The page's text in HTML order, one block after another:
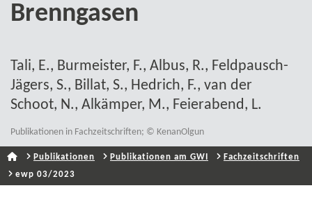
Brenngasen
Tali, E., Burmeister, F., Albus, R., Feldpausch-​
Jägers, S., Billat, S., Hedrich, F., van der
Schoot, N., Alkämper, M., Feierabend, L.
Publikationen in Fachzeitschriften; © KenanOlgun
Publikationen Publikationen am GWI
Fachzeitschriften
ewp 03/2023